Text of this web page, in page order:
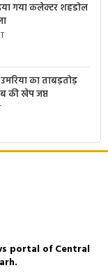
गया कलेक्टर शहडोल
का ताबड़तोड़
की खेप जप्त
portal of Central